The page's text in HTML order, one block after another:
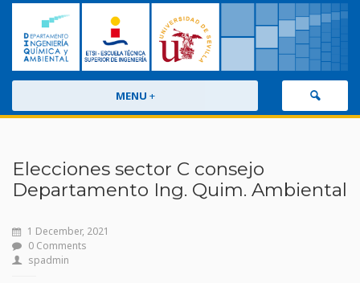
MENU +
Elecciones sector C consejo
Departamento Ing. Quim. Ambiental
1 December, 2021
0 Comments
spadmin